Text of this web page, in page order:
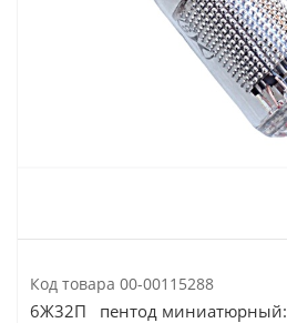
Код товара 00-00115288
6Ж32П пентод миниатюрный: